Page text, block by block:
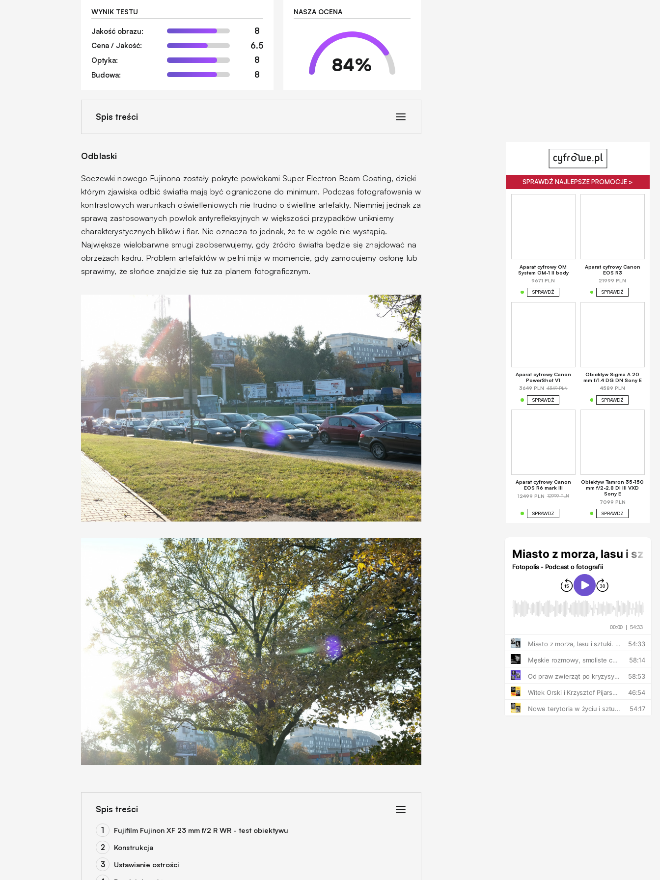
WYNIK TESTU
Jakość obrazu: 8
Cena / Jakość: 6.5
Optyka: 8
Budowa: 8
NASZA OCENA
84%
Spis treści
Odblaski
Soczewki nowego Fujinona zostały pokryte powłokami Super Electron Beam Coating, dzięki
którym zjawiska odbić światła mają być ograniczone do minimum. Podczas fotografowania w
kontrastowych warunkach oświetleniowych nie trudno o świetlne artefakty. Niemniej jednak za
sprawą zastosowanych powłok antyrefleksyjnych w większości przypadków unikniemy
charakterystycznych blików i flar. Nie oznacza to jednak, że te w ogóle nie wystąpią.
Największe wielobarwne smugi zaobserwujemy, gdy źródło światła będzie się znajdować na
obrzeżach kadru. Problem artefaktów w pełni mija w momencie, gdy zamocujemy osłonę lub
sprawimy, że słońce znajdzie się tuż za planem fotograficznym.
Spis treści
Fujifilm Fujinon XF 23 mm f/2 R WR - test obiektywu
Konstrukcja
Ustawianie ostrości
SPRAWDŹ NAJLEPSZE PROMOCJE >
Aparat cyfrowy OM
System OM-1 II body
9671 PLN
SPRAWDŹ
Aparat cyfrowy Canon
EOS R3
21999 PLN
SPRAWDŹ
Aparat cyfrowy Canon
PowerShot V1
3649 PLN 4349 PLN
SPRAWDŹ
Obiektyw Sigma A 20
mm f/1.4 DG DN Sony E
4589 PLN
SPRAWDŹ
Aparat cyfrowy Canon
EOS R6 mark III
12499 PLN 12999 PLN
SPRAWDŹ
Obiektyw Tamron 35-150
mm f/2-2.8 DI III VXD
Sony E
7099 PLN
SPRAWDŹ